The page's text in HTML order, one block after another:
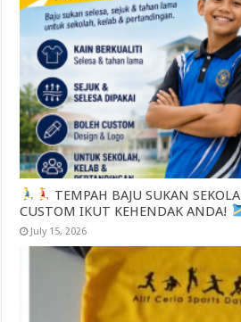
TEMPAH BAJU SUKAN
CUSTOM IKUT KEHENDAK ANDA!
July 15, 2026